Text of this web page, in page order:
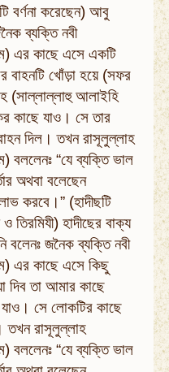
বর্ণনা করেছেন) আবু
ব্যক্তি নবী
এর কাছে এসে একটি
বাহনটি খোঁড়া হয়ে (সফর
(সাল্লাল্লাহু আলাইহি
কাছে যাও। সে তার
দিল। তখন রাসূলুল্লাহ
বললেনঃ “যে ব্যক্তি ভাল
অথবা বলেছেন
করবে।” (হাদীছটি
তিরমিযী) হাদীছের বাক্য
বলেনঃ জনৈক ব্যক্তি নবী
এর কাছে এসে কিছু
দিব তা আমার কাছে
সে লোকটির কাছে
তখন রাসূলুল্লাহ
বললেনঃ “যে ব্যক্তি ভাল